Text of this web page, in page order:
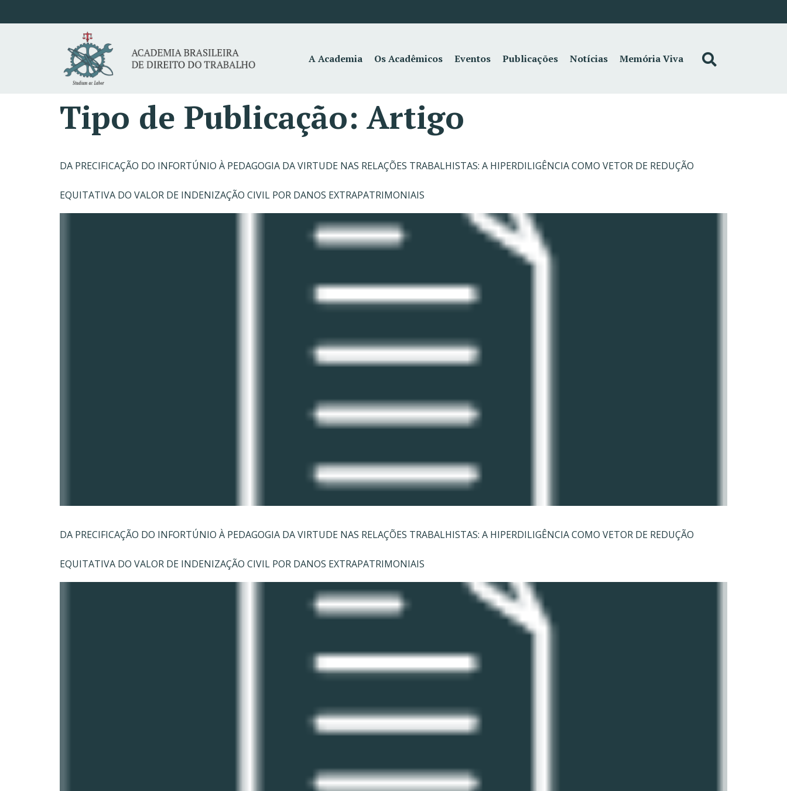
A Academia Os Acadêmicos Eventos Publicações Notícias Memória Viva
Tipo de Publicação: Artigo
DA PRECIFICAÇÃO DO INFORTÚNIO À PEDAGOGIA DA VIRTUDE NAS RELAÇÕES TRABALHISTAS: A HIPERDILIGÊNCIA COMO VETOR DE REDUÇÃO
EQUITATIVA DO VALOR DE INDENIZAÇÃO CIVIL POR DANOS EXTRAPATRIMONIAIS
DA PRECIFICAÇÃO DO INFORTÚNIO À PEDAGOGIA DA VIRTUDE NAS RELAÇÕES TRABALHISTAS: A HIPERDILIGÊNCIA COMO VETOR DE REDUÇÃO
EQUITATIVA DO VALOR DE INDENIZAÇÃO CIVIL POR DANOS EXTRAPATRIMONIAIS